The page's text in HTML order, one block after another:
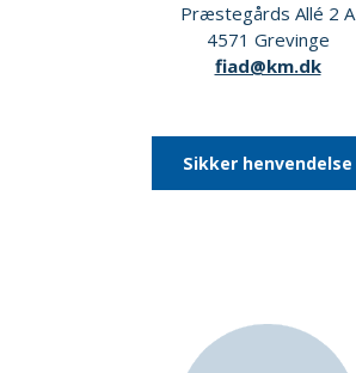
Præstegårds Allé 2 A
4571 Grevinge
fiad@km.dk
Sikker henvendelse